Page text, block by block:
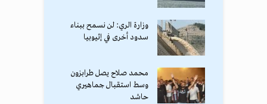
وزارة الري: لن نسمح ببناء
سدود أخرى في إثيوبيا
محمد صلاح يصل طرابزون
وسط استقبال جماهيري
حاشد